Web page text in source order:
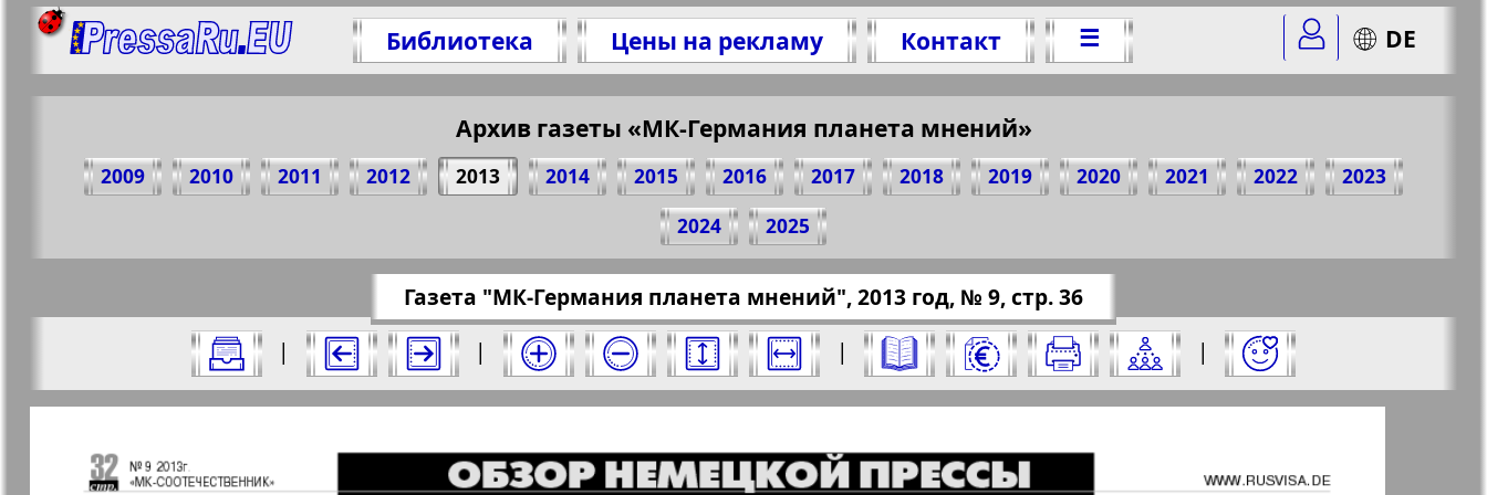
Библиотека Цены на рекламу Контакт ☰ DE
Архив газеты «МК-Германия планета мнений»
2009 2010 2011 2012 2013 2014 2015 2016 2017 2018 2019 2020 2021 2022
2023
2024
2025
Все номера газеты "МК-Германия планета мнений" за 2013 год. Выберите номер и нажмите на него:
Газета "МК-Германия планета мнений", 2013 год, № 9, стр. 36
|
| | |
Страницы газеты "МК-Германия планета мнений". Номер: 9, 2013 год. Выберите страницу и нажмите на нее:
Отправить
Поделитесь 36 стр. газеты "МК-Германия планета мнений", № 9, 2013 г.
(Нажмите, чтобы скопировать ссылку)
https://pressaru.eu/?pub=sootechestvennik&god=2013&nomer=9&str=36
Актуальные газеты и журналы